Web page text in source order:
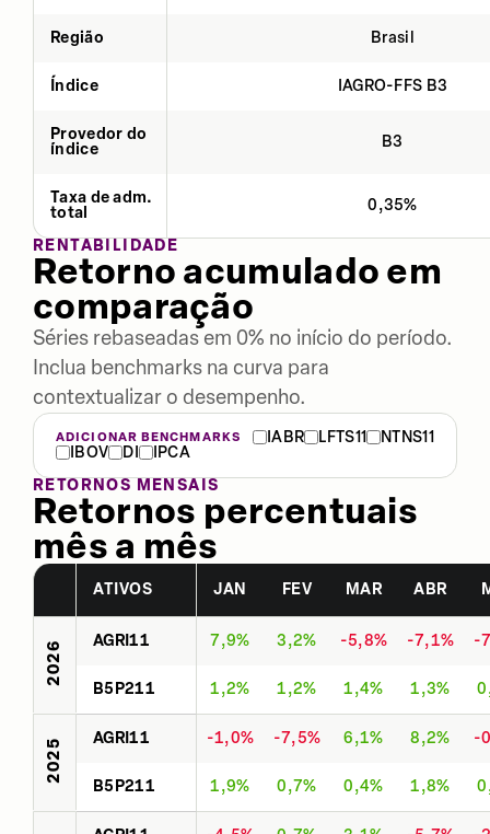
Região Brasil
Índice IAGRO-FFS B3
Provedor do
índice
B3
Taxa de adm.
total
0,35%
RENTABILIDADE
Retorno acumulado em
comparação
Séries rebaseadas em 0% no início do período.
Inclua benchmarks na curva para
contextualizar o desempenho.
ADICIONAR BENCHMARKS IABR LFTS11
NTNS11
IBOV
DI
IPCA
RETORNOS MENSAIS
Retornos percentuais
mês a mês
ATIVOS JAN FEV MAR ABR
2026 AGRI11 7,9% 3,2% -5,8% -7,1% -
B5P211 1,2% 1,2% 1,4% 1,3%
2025 AGRI11 -1,0% -7,5% 6,1% 8,2% -
B5P211 1,9% 0,7% 0,4% 1,8%